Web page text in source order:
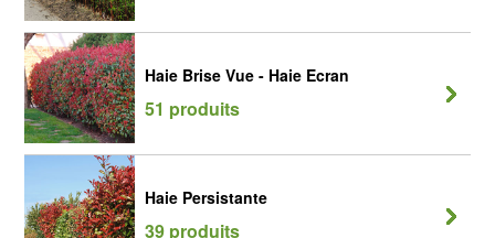
Haie Brise Vue - Haie Ecran
51 produits
Haie Persistante
39 produits